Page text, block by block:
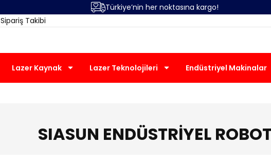
Türkiye’nin her noktasına kargo!
Sipariş Takibi
Lazer Kaynak Lazer Teknolojileri Endüstriyel Makinalar
SIASUN ENDÜSTRİYEL ROBOT